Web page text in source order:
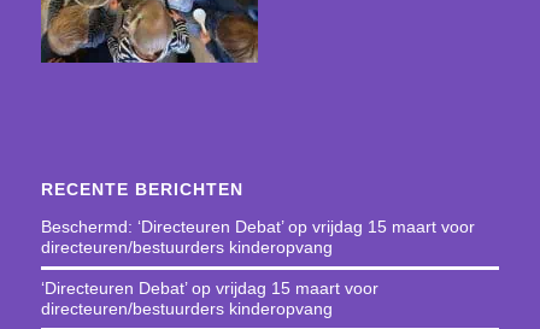
RECENTE BERICHTEN
Beschermd: ‘Directeuren Debat’ op vrijdag 15 maart voor
directeuren/bestuurders kinderopvang
‘Directeuren Debat’ op vrijdag 15 maart voor
directeuren/bestuurders kinderopvang